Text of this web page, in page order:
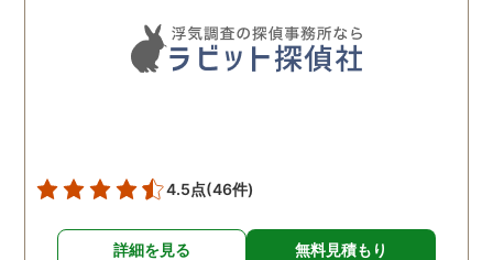
聞いて頂いたりと精神的に
も助かりました。 報告書や
調査の動画を見せてもらっ
ケアもしてもらったり色々
とお世話になりました！
4.5点(46件)
詳細を見る 無料見積もり